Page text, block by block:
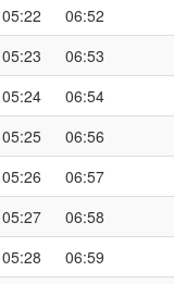
05:22 06:52
05:23 06:53
05:24 06:54
05:25 06:56
05:26 06:57
05:27 06:58
05:28 06:59